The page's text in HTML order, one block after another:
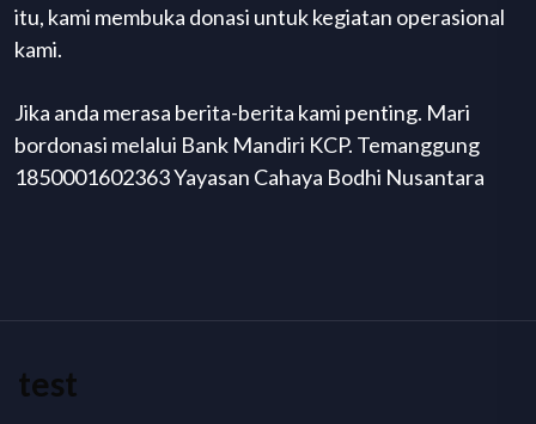
itu, kami membuka donasi untuk kegiatan operasional
kami.
Jika anda merasa berita-berita kami penting. Mari
bordonasi melalui Bank Mandiri KCP. Temanggung
1850001602363 Yayasan Cahaya Bodhi Nusantara
test